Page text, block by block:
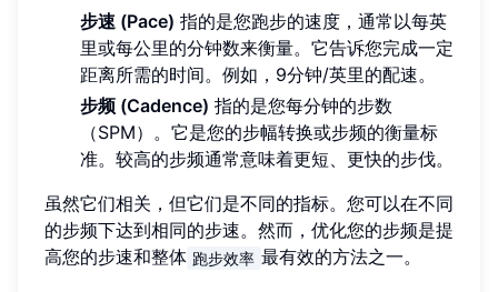
步速 (Pace) 指的是您跑步的速度，通常以每英
里或每公里的分钟数来衡量。它告诉您完成一定
距离所需的时间。例如，9分钟/英里的配速。
步频 (Cadence) 指的是您每分钟的步数
（SPM）。它是您的步幅转换或步频的衡量标
准。较高的步频通常意味着更短、更快的步伐。
虽然它们相关，但它们是不同的指标。您可以在不同
的步频下达到相同的步速。然而，优化您的步频是提
高您的步速和整体 跑步效率 最有效的方法之一。